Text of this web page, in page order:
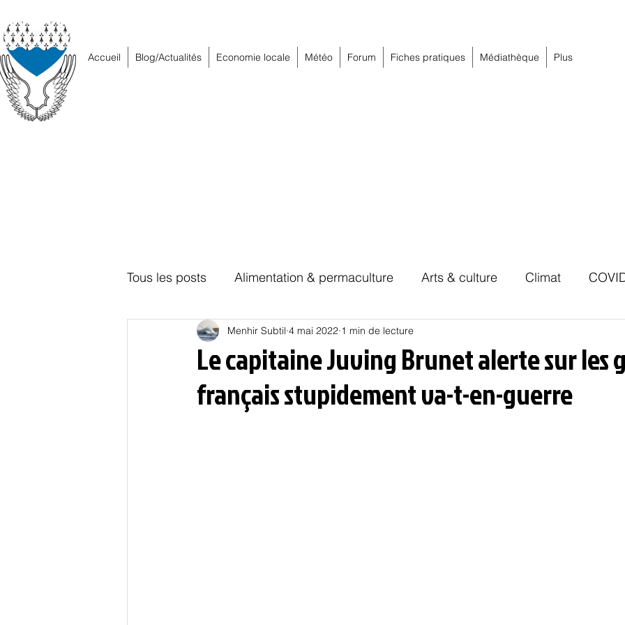
Accueil Blog/Actualités Economie locale Météo Forum Fiches pratiques Médiathèque Plus
Tous les posts Alimentation & permaculture Arts & culture Climat
Education Energies Habitat Hors piste
Oligarchie Politique Psychologie Résilience Santé
Le capitaine Juving Brunet alerte sur les
français stupidement va-t-en-guerre
Menhir Subtil 4 mai 2022 1 min de lecture